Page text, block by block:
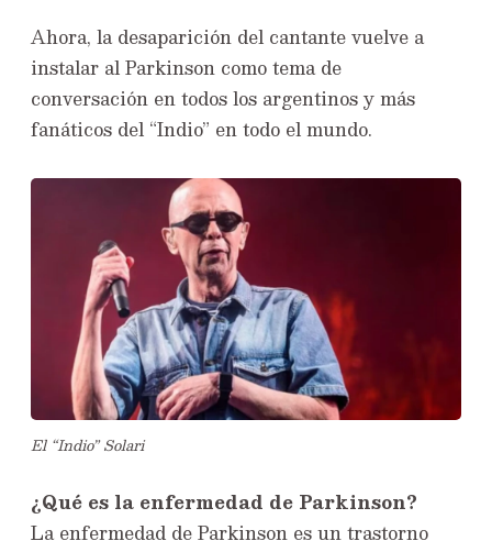
Ahora, la desaparición del cantante vuelve a
instalar al Parkinson como tema de
conversación en todos los argentinos y más
fanáticos del “Indio” en todo el mundo.
El “Indio” Solari
¿Qué es la enfermedad de Parkinson?
La enfermedad de Parkinson es un trastorno